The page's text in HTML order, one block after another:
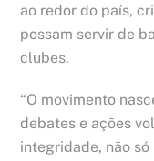
ao redor do país,
possam servir de
clubes.
“O movimento
debates e ações
integridade, não